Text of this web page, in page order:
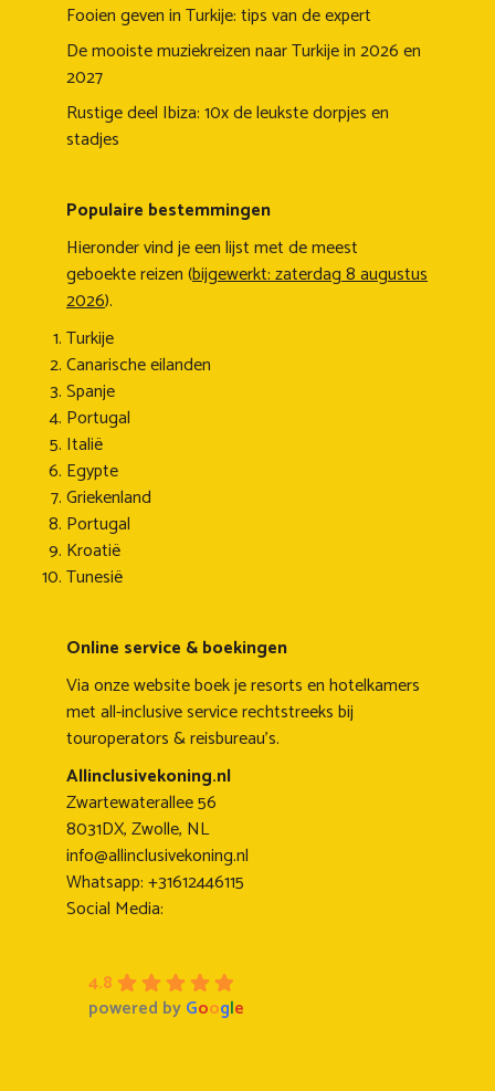
Fooien geven in Turkije: tips van de expert
De mooiste muziekreizen naar Turkije in 2026 en
2027
Rustige deel Ibiza: 10x de leukste dorpjes en
stadjes
Populaire bestemmingen
Hieronder vind je een lijst met de meest
geboekte reizen (bijgewerkt: zaterdag 8 augustus
2026).
Turkije
Canarische eilanden
Spanje
Portugal
Italië
Egypte
Griekenland
Portugal
Kroatië
Tunesië
Online service & boekingen
Via onze website boek je resorts en hotelkamers
met all-inclusive service rechtstreeks bij
touroperators & reisbureau's.
Allinclusivekoning.nl
Zwartewaterallee 56
8031DX, Zwolle, NL
info@allinclusivekoning.nl
Whatsapp: +31612446115
Social Media:
4.8
powered byGoogle